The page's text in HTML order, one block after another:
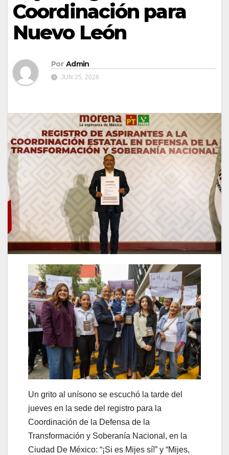
Coordinación para
Nuevo León
Por Admin
JUN 25, 2026
Un grito al unísono se escuchó la tarde del
jueves en la sede del registro para la
Coordinación de la Defensa de la
Transformación y Soberanía Nacional, en la
Ciudad De México: “¡Si es Mijes sí!” y “Mijes,